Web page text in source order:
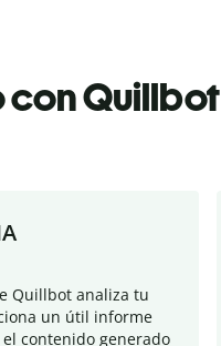
con Quillbot
Quillbot analiza tu
un útil informe
contenido generado